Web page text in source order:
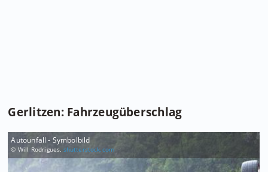
Gerlitzen: Fahrzeugüberschlag
Autounfall - Symbolbild
© Will Rodrigues, shutterstock.com